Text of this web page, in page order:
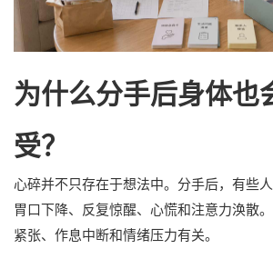
为什么分手后身体也
受？
心碎并不只存在于想法中。分手后，有些人
胃口下降、反复惊醒、心慌和注意力涣散
紧张、作息中断和情绪压力有关。